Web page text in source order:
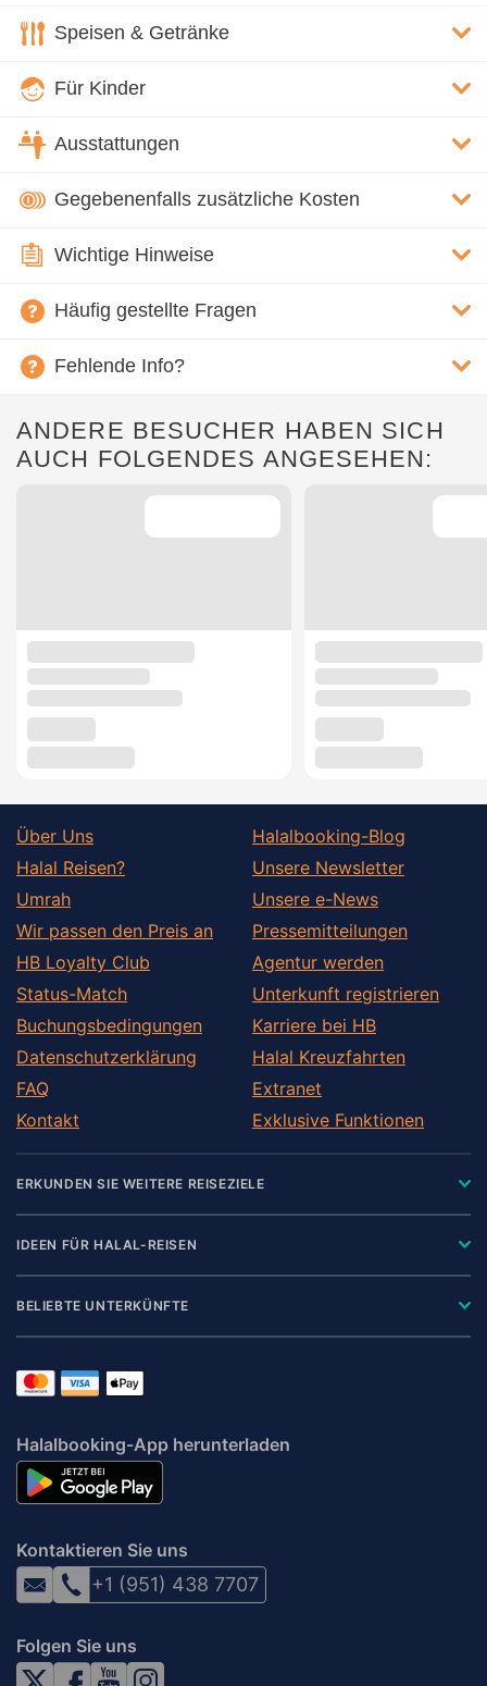
Speisen & Getränke
Für Kinder
Ausstattungen
Gegebenenfalls zusätzliche Kosten
Wichtige Hinweise
Häufig gestellte Fragen
Fehlende Info?
ANDERE BESUCHER HABEN SICH
AUCH FOLGENDES ANGESEHEN:
Über Uns
Halal Reisen?
Umrah
Wir passen den Preis an
HB Loyalty Club
Status-Match
Buchungsbedingungen
Datenschutzerklärung
FAQ
Kontakt
Halalbooking-Blog
Unsere Newsletter
Unsere e-News
Pressemitteilungen
Agentur werden
Unterkunft registrieren
Karriere bei HB
Halal Kreuzfahrten
Extranet
Exklusive Funktionen
ERKUNDEN SIE WEITERE REISEZIELE
IDEEN FÜR HALAL-REISEN
BELIEBTE UNTERKÜNFTE
Halalbooking-App herunterladen
Kontaktieren Sie uns
+1 (951) 438 7707
Folgen Sie uns